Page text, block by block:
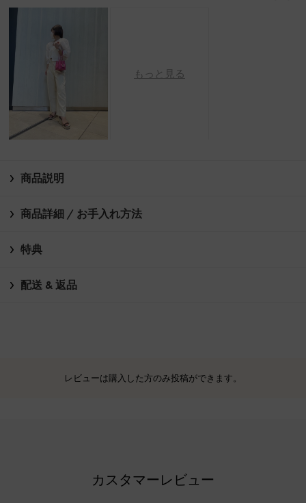
もっと見る
商品説明
商品詳細 / お手入れ方法
特典
配送 & 返品
レビューは購入した方のみ投稿ができます。
カスタマーレビュー